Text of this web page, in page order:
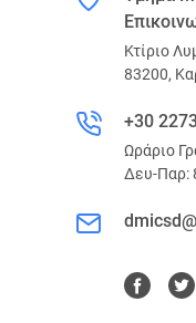
Κτίριο
83200,
+30
Ωράριο
Δευ-Παρ: